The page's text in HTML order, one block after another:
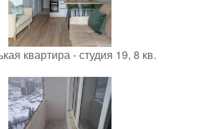
квартира - студия 19, 8 кв.